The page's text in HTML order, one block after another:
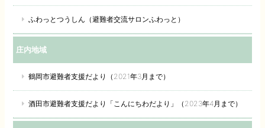
ふわっとつうしん（避難者交流サロンふわっと）
庄内地域
鶴岡市避難者支援だより（2021年3月まで）
酒田市避難者支援だより「こんにちわだより」（2023年4月まで）